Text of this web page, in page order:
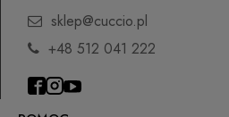
sklep@cuccio.pl
+48 512 041 222